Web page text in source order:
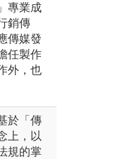
專業成
銷傳
傳媒發
任製作
外，也
於「傳
上，以
規的掌